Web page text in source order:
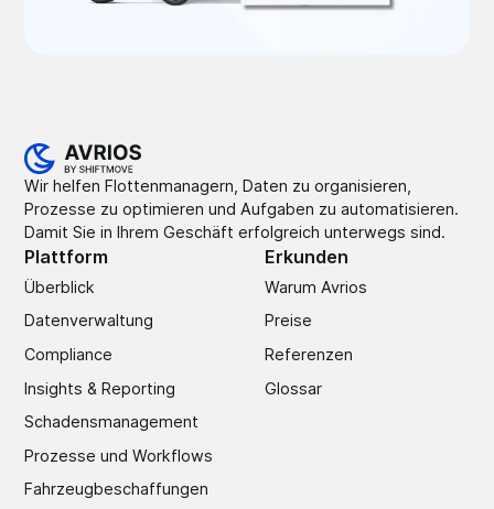
Wir helfen Flottenmanagern, Daten zu organisieren,
Prozesse zu optimieren und Aufgaben zu automatisieren.
Damit Sie in Ihrem Geschäft erfolgreich unterwegs sind.
Plattform
Überblick
Datenverwaltung
Compliance
Insights & Reporting
Schadens­management
Prozesse und Workflows
Fahrzeugbeschaffungen
Erkunden
Warum Avrios
Preise
Referenzen
Glossar